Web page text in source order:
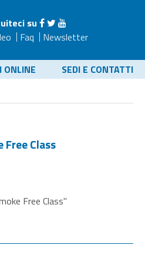
su
Faq Newsletter
ONLINE SEDI E CONTATTI
Class
Free Class"